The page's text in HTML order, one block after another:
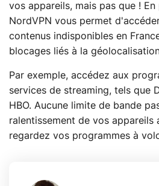
vos appareils, mais pas que !
NordVPN vous permet
contenus indisponibles en
blocages liés à la
Par exemple, accédez aux
services de streaming, tels que
HBO. Aucune limite de bande
ralentissement de vos appareils
regardez vos programmes à